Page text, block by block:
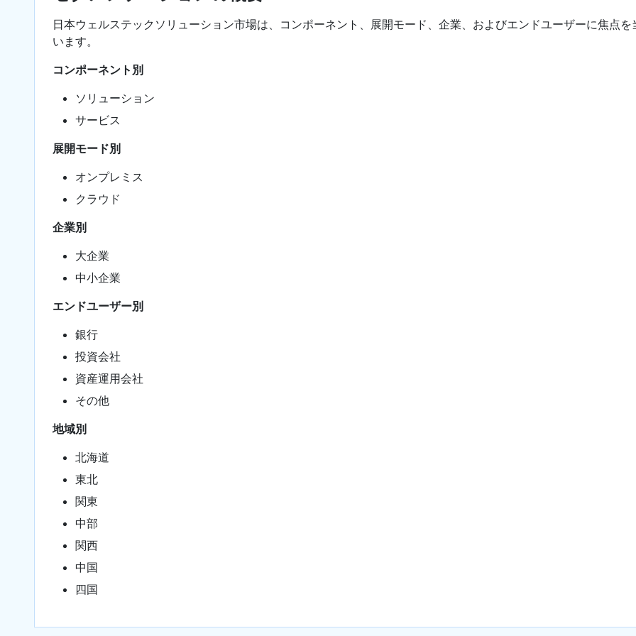
日本ウェルステックソリューション市場は、コンポーネント、展開モード、企業、およびエンドユーザーに焦点を
います。
コンポーネント別
ソリューション
サービス
展開モード別
オンプレミス
クラウド
企業別
大企業
中小企業
エンドユーザー別
銀行
投資会社
資産運用会社
その他
地域別
北海道
東北
関東
中部
関西
中国
四国